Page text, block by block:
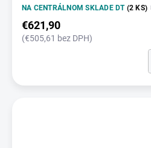
NA CENTRÁLNOM SKLADE DT (2 KS)
€621,90
(€505,61 bez DPH)